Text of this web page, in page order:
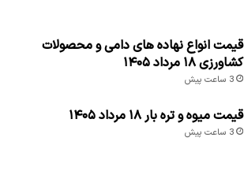
قیمت انواع نهاده های دامی و محصولات
کشاورزی ۱۸ مرداد ۱۴۰۵
3 ساعت پیش
قیمت میوه و تره بار ۱۸ مرداد ۱۴۰۵
3 ساعت پیش